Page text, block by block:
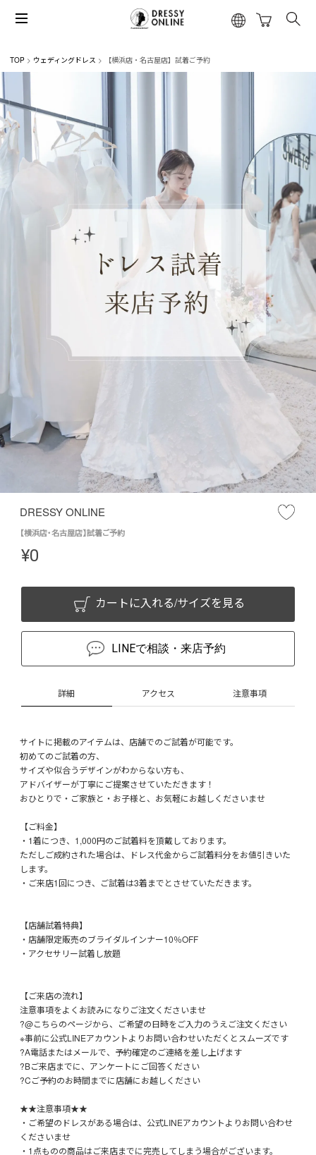
TOP ウェディングドレス 【横浜店・名古屋店】試着ご予約
DRESSY ONLINE
【横浜店・名古屋店】試着ご予約
¥0
カートに入れる/サイズを見る
LINEで相談・来店予約
詳細 アクセス 注意事項
サイトに掲載のアイテムは、店舗でのご試着が可能です。
初めてのご試着の方、
サイズや似合うデザインがわからない方も、
アドバイザーが丁寧にご提案させていただきます！
おひとりで・ご家族と・お子様と、お気軽にお越しくださいませ
【ご料金】
・1着につき、1,000円のご試着料を頂戴しております。
ただしご成約された場合は、ドレス代金からご試着料分をお値引きいた
します。
・ご来店1回につき、ご試着は3着までとさせていただきます。
【店舗試着特典】
・店舗限定販売のブライダルインナー10％OFF
・アクセサリー試着し放題
【ご来店の流れ】
注意事項をよくお読みになりご注文くださいませ
?@こちらのページから、ご希望の日時をご入力のうえご注文ください
※事前に公式LINEアカウントよりお問い合わせいただくとスムーズです
?A電話またはメールで、予約確定のご連絡を差し上げます
?Bご来店までに、アンケートにご回答ください
?Cご予約のお時間までに店舗にお越しください
★★注意事項★★
・ご希望のドレスがある場合は、公式LINEアカウントよりお問い合わせ
くださいませ
・1点ものの商品はご来店までに完売してしまう場合がございます。